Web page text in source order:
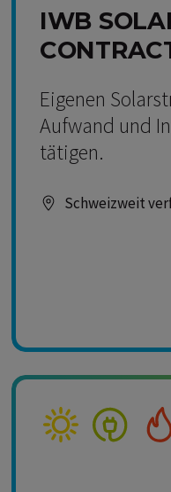
IWB
Eigenen
Aufwand und
tätigen.
Schweizweit
Kompetenz Solar